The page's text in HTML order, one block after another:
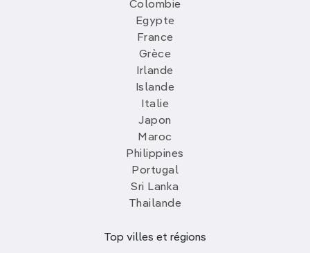
Colombie
Egypte
France
Grèce
Irlande
Islande
Italie
Japon
Maroc
Philippines
Portugal
Sri Lanka
Thailande
Top villes et régions